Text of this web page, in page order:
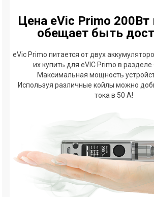
Цена eVic Primo 200Вт
обещает быть
eVic Primo питается от двух
их купить для eVIC Primo в разделе
Максимальная мощность
Используя различные койлы можно
тока в 50 А!